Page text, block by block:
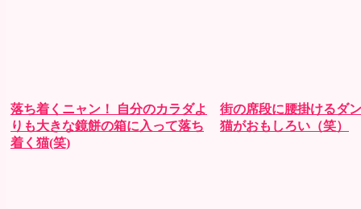
落ち着くニャン！ 自分のカラダよ
りも大きな鏡餅の箱に入って落ち
着く猫(笑)
街の席段に腰掛けるダ
猫がおもしろい（笑）